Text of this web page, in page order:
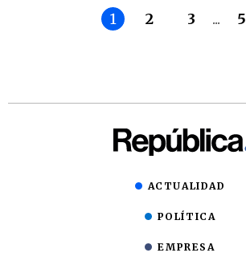
1 2 3 ... 5
ACTUALIDAD
POLÍTICA
EMPRESA